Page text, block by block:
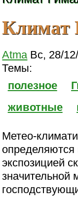
Климат
Atma Вс, 28/
Темы:
полезное
животные
Метео-
определяются
экспозицией
значительной